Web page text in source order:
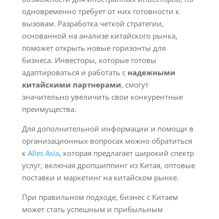
одновременно требует от них готовности к
вызовам. Разработка четкой стратегии,
основанной на анализе китайского рынка,
поможет открыть новые горизонты для
бизнеса. Инвесторы, которые готовы
адаптироваться и работать с надежными
китайскими партнерами, смогут
значительно увеличить свои конкурентные
преимущества.
Для дополнительной информации и помощи в
организационных вопросах можно обратиться
к Alles Asia, которая предлагает широкий спектр
услуг, включая дропшиппинг из Китая, оптовые
поставки и маркетинг на китайском рынке.
При правильном подходе, бизнес с Китаем
может стать успешным и прибыльным